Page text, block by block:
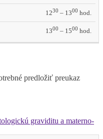
1230 – 1300 hod.
1300 – 1500 hod.
predložiť preukaz
graviditu a materno-